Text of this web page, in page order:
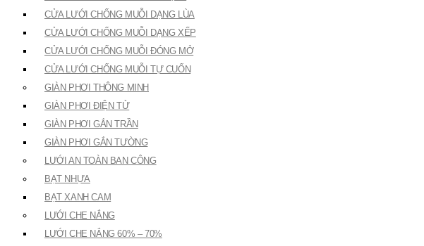
CỬA LƯỚI CHỐNG MUỖI DẠNG LÙA
CỬA LƯỚI CHỐNG MUỖI DẠNG XẾP
CỬA LƯỚI CHỐNG MUỖI ĐÓNG MỞ
CỬA LƯỚI CHỐNG MUỖI TỰ CUỐN
GIÀN PHƠI THÔNG MINH
GIÀN PHƠI ĐIỆN TỬ
GIÀN PHƠI GẮN TRẦN
GIÀN PHƠI GẮN TƯỜNG
LƯỚI AN TOÀN BAN CÔNG
BẠT NHỰA
BẠT XANH CAM
LƯỚI CHE NẮNG
LƯỚI CHE NẮNG 60% – 70%